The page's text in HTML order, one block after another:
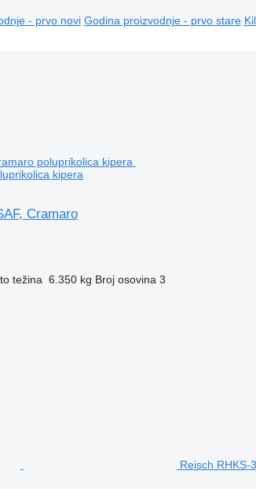
- prvo novi Godina proizvodnje - prvo stare
kipera
Cramaro
težina 6.350 kg Broj osovina 3
Reisch RHKS-